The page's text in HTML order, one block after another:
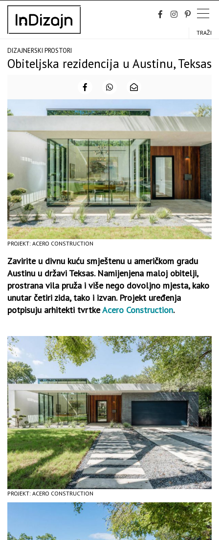
Skip
content
TRAŽI
DIZAJNERSKI PROSTORI
Obiteljska rezidencija u Austinu, Teksas
PROJEKT: ACERO CONSTRUCTION
Zavirite u divnu kuću smještenu u američkom gradu
Austinu u državi Teksas. Namijenjena maloj obitelji,
prostrana vila pruža i više nego dovoljno mjesta, kako
unutar četiri zida, tako i izvan. Projekt uređenja
potpisuju arhitekti tvrtkeAcero Construction.
PROJEKT: ACERO CONSTRUCTION